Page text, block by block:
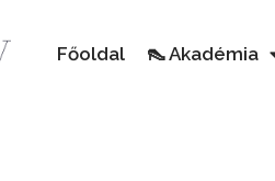
Főoldal 👠 Akadémia